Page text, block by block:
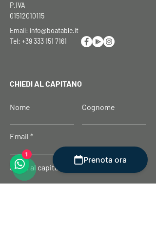
P.IVA
01512010115
Email: info@boatable.it
Tel: +39 333 151 7161
CHIEDI AL CAPITANO
Nome Cognome
Email
Scrivi al capitano
1 Prenota ora